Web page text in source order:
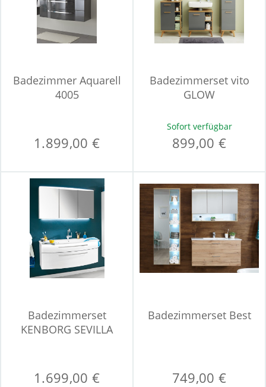
Badezimmer Aquarell
4005
1.899,00 €
Badezimmerset vito
GLOW
Sofort verfügbar
899,00 €
Badezimmerset
KENBORG SEVILLA
1.699,00 €
Badezimmerset Best
749,00 €